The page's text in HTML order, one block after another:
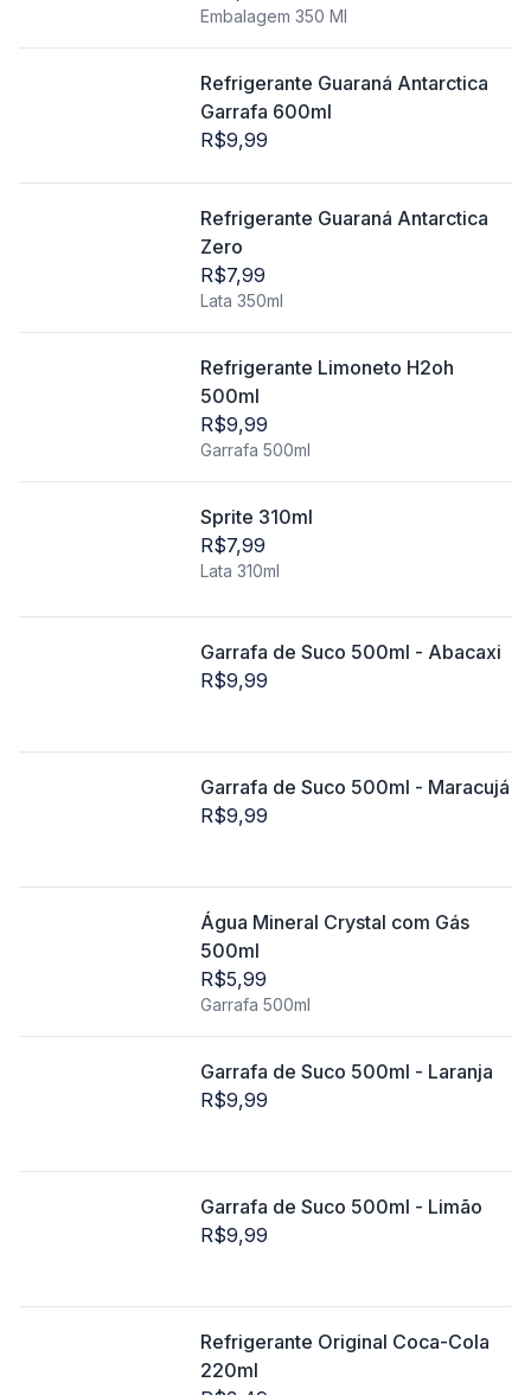
Embalagem 350 Ml
Refrigerante Guaraná Antarctica
Garrafa 600ml
R$9,99
Refrigerante Guaraná Antarctica
Zero
R$7,99
Lata 350ml
Refrigerante Limoneto H2oh
500ml
R$9,99
Garrafa 500ml
Sprite 310ml
R$7,99
Lata 310ml
Garrafa de Suco 500ml - Abacaxi
R$9,99
Garrafa de Suco 500ml - Maracujá
R$9,99
Água Mineral Crystal com Gás
500ml
R$5,99
Garrafa 500ml
Garrafa de Suco 500ml - Laranja
R$9,99
Garrafa de Suco 500ml - Limão
R$9,99
Refrigerante Original Coca-Cola
220ml